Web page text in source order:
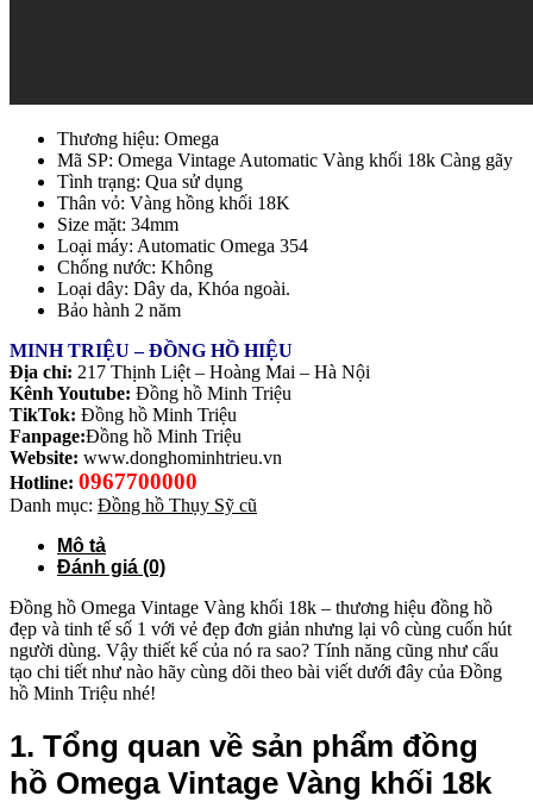
Thương hiệu: Omega
Mã SP: Omega Vintage Automatic Vàng khối 18k Càng gãy
Tình trạng: Qua sử dụng
Thân vỏ: Vàng hồng khối 18K
Size mặt: 34mm
Loại máy: Automatic Omega 354
Chống nước: Không
Loại dây: Dây da, Khóa ngoài.
Bảo hành 2 năm
MINH TRIỆU – ĐỒNG HỒ HIỆU
Địa chỉ: 217 Thịnh Liệt – Hoàng Mai – Hà Nội
Kênh Youtube: Đồng hồ Minh Triệu
TikTok: Đồng hồ Minh Triệu
Fanpage:Đồng hồ Minh Triệu
Website: www.donghominhtrieu.vn
Hotline: 0967700000
Danh mục: Đồng hồ Thụy Sỹ cũ
Mô tả
Đánh giá (0)
Đồng hồ Omega Vintage Vàng khối 18k – thương hiệu đồng hồ
đẹp và tinh tế số 1 với vẻ đẹp đơn giản nhưng lại vô cùng cuốn hút
người dùng. Vậy thiết kế của nó ra sao? Tính năng cũng như cấu
tạo chi tiết như nào hãy cùng dõi theo bài viết dưới đây của Đồng
hồ Minh Triệu nhé!
1. Tổng quan về sản phẩm đồng
hồ Omega Vintage Vàng khối 18k